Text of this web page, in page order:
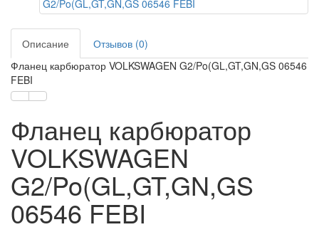
Описание
Отзывов (0)
Фланец карбюратор VOLKSWAGEN G2/Po(GL,GT,GN,GS 06546
FEBI
Фланец карбюратор
VOLKSWAGEN
G2/Po(GL,GT,GN,GS
06546 FEBI